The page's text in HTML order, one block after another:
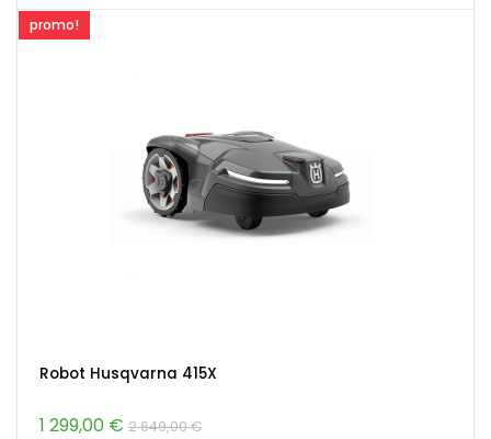
promo!
Robot Husqvarna 415X
1 299,00 € 2 649,00 €